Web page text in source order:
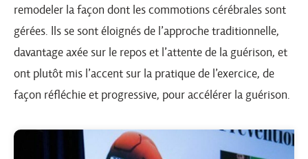
remodeler la façon dont les commotions cérébrales sont
gérées. Ils se sont éloignés de l’approche traditionnelle,
davantage axée sur le repos et l’attente de la guérison, et
ont plutôt mis l’accent sur la pratique de l’exercice, de
façon réfléchie et progressive, pour accélérer la guérison.